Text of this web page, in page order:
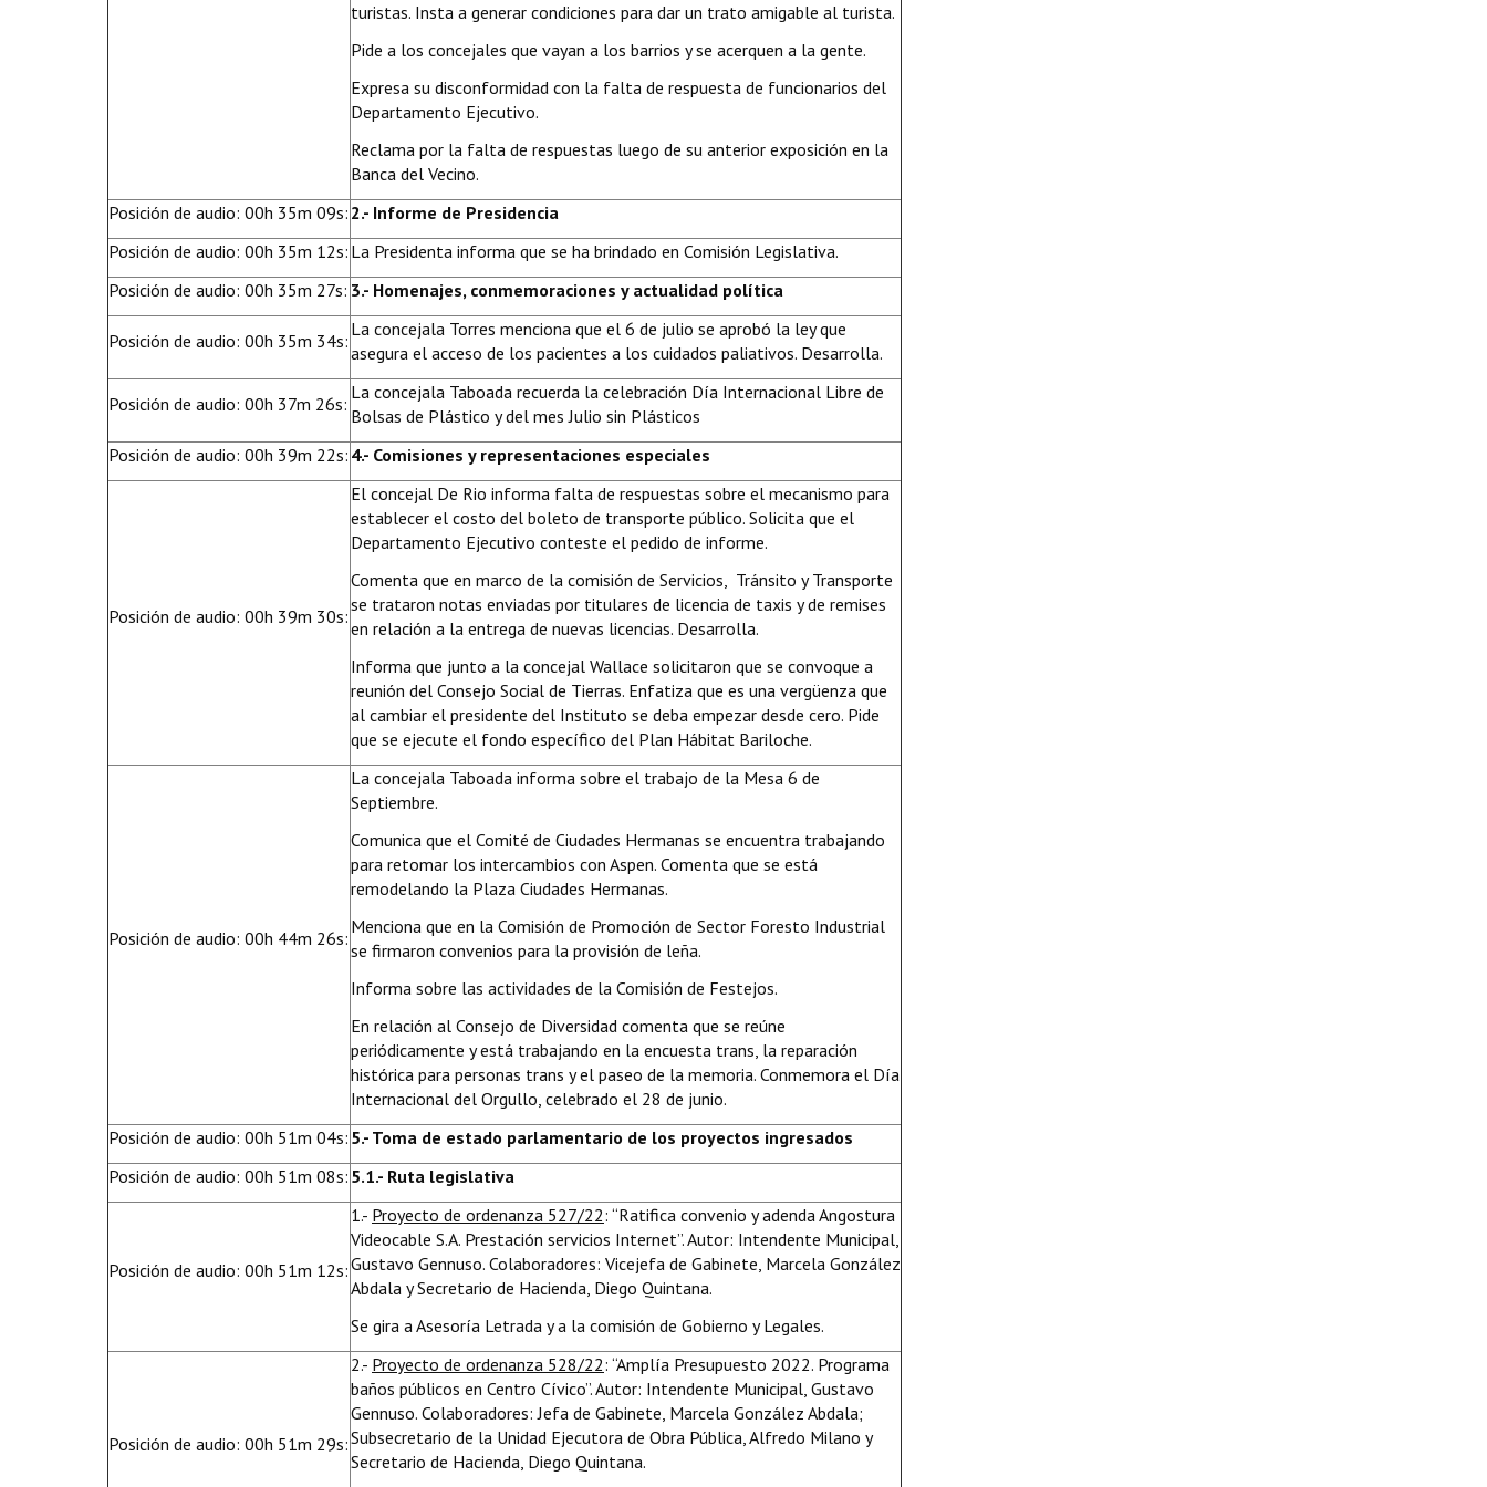
turistas. Insta a generar condiciones para dar un trato amigable al turista.
Pide a los concejales que vayan a los barrios y se acerquen a la gente.
Expresa su disconformidad con la falta de respuesta de funcionarios del
Departamento Ejecutivo.
Reclama por la falta de respuestas luego de su anterior exposición en la
Banca del Vecino.
Posición de audio: 00h 35m 09s: 2.- Informe de Presidencia
Posición de audio: 00h 35m 12s: La Presidenta informa que se ha brindado en Comisión Legislativa.
Posición de audio: 00h 35m 27s: 3.- Homenajes, conmemoraciones y actualidad política
Posición de audio: 00h 35m 34s:
La concejala Torres menciona que el 6 de julio se aprobó la ley que
asegura el acceso de los pacientes a los cuidados paliativos. Desarrolla.
Posición de audio: 00h 37m 26s:
La concejala Taboada recuerda la celebración Día Internacional Libre de
Bolsas de Plástico y del mes Julio sin Plásticos
Posición de audio: 00h 39m 22s: 4.- Comisiones y representaciones especiales
Posición de audio: 00h 39m 30s:
El concejal De Rio informa falta de respuestas sobre el mecanismo para
establecer el costo del boleto de transporte público. Solicita que el
Departamento Ejecutivo conteste el pedido de informe.
Comenta que en marco de la comisión de Servicios, Tránsito y Transporte
se trataron notas enviadas por titulares de licencia de taxis y de remises
en relación a la entrega de nuevas licencias. Desarrolla.
Informa que junto a la concejal Wallace solicitaron que se convoque a
reunión del Consejo Social de Tierras. Enfatiza que es una vergüenza que
al cambiar el presidente del Instituto se deba empezar desde cero. Pide
que se ejecute el fondo específico del Plan Hábitat Bariloche.
Posición de audio: 00h 44m 26s:
La concejala Taboada informa sobre el trabajo de la Mesa 6 de
Septiembre.
Comunica que el Comité de Ciudades Hermanas se encuentra trabajando
para retomar los intercambios con Aspen. Comenta que se está
remodelando la Plaza Ciudades Hermanas.
Menciona que en la Comisión de Promoción de Sector Foresto Industrial
se firmaron convenios para la provisión de leña.
Informa sobre las actividades de la Comisión de Festejos.
En relación al Consejo de Diversidad comenta que se reúne
periódicamente y está trabajando en la encuesta trans, la reparación
histórica para personas trans y el paseo de la memoria. Conmemora el Día
Internacional del Orgullo, celebrado el 28 de junio.
Posición de audio: 00h 51m 04s: 5.- Toma de estado parlamentario de los proyectos ingresados
Posición de audio: 00h 51m 08s: 5.1.- Ruta legislativa
Posición de audio: 00h 51m 12s:
1.- Proyecto de ordenanza 527/22: “Ratifica convenio y adenda Angostura
Videocable S.A. Prestación servicios Internet”. Autor: Intendente Municipal,
Gustavo Gennuso. Colaboradores: Vicejefa de Gabinete, Marcela González
Abdala y Secretario de Hacienda, Diego Quintana.
Se gira a Asesoría Letrada y a la comisión de Gobierno y Legales.
Posición de audio: 00h 51m 29s:
2.- Proyecto de ordenanza 528/22: “Amplía Presupuesto 2022. Programa
baños públicos en Centro Cívico”. Autor: Intendente Municipal, Gustavo
Gennuso. Colaboradores: Jefa de Gabinete, Marcela González Abdala;
Subsecretario de la Unidad Ejecutora de Obra Pública, Alfredo Milano y
Secretario de Hacienda, Diego Quintana.